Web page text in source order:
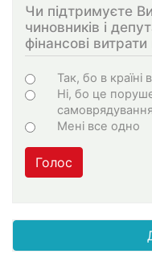
Чи підтримуєте
чиновників і
фінансові
Варіанти
Так, бо в країні
Ні, бо це
самоврядування
Мені все одно
Голос